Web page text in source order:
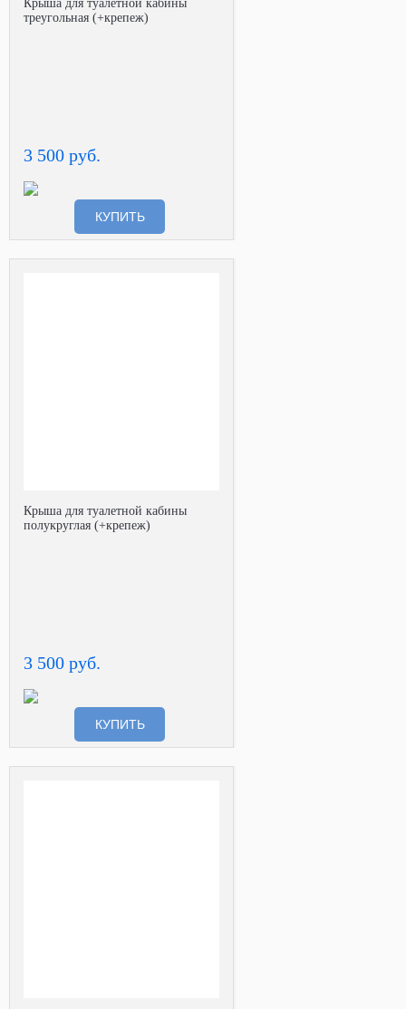
Крыша для туалетной кабины
треугольная (+крепеж)
3 500 руб.
КУПИТЬ
Крыша для туалетной кабины
полукруглая (+крепеж)
3 500 руб.
КУПИТЬ